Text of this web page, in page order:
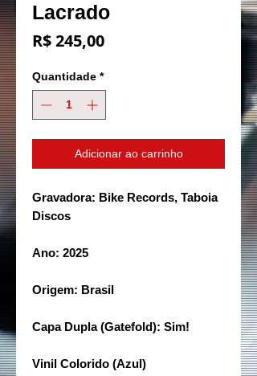
Lacrado
R$ 245,00Preço
Quantidade *
Adicionar ao carrinho
Gravadora: Bike Records, Taboia
Discos
Ano: 2025
Origem: Brasil
Capa Dupla (Gatefold): Sim!
Vinil Colorido (Azul)